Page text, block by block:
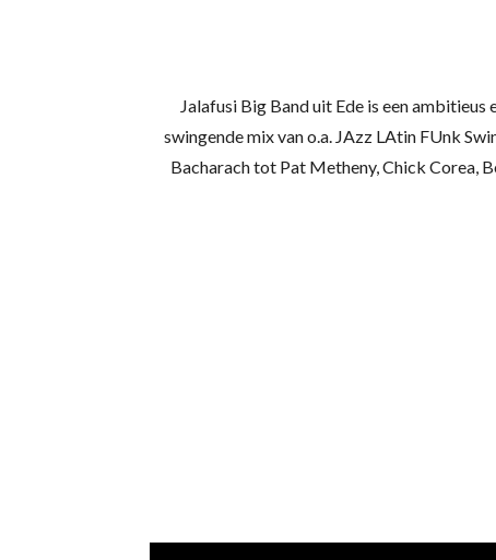
Jalafusi Big Band uit Ede is een
swingende mix van o.a. JAzz LAtin FUnk
Bacharach tot Pat Metheny, Chick Corea,